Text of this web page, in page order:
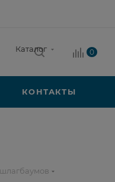
Каталог 0
КОНТАКТЫ